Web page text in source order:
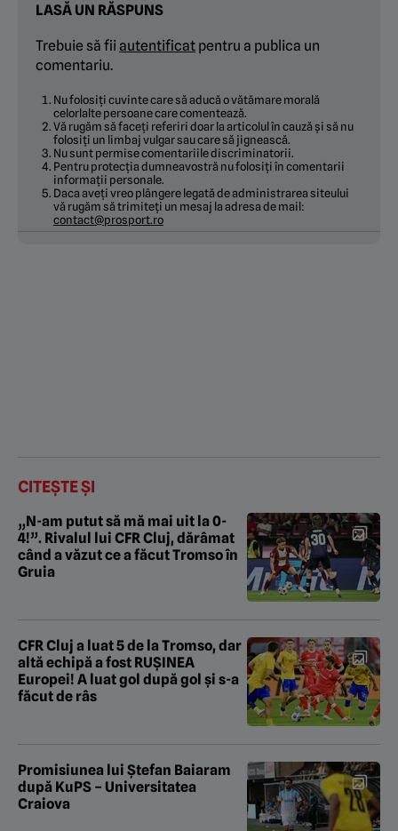
LASĂ UN RĂSPUNS
Trebuie să fii autentificat pentru a publica un
comentariu.
Nu folosiți cuvinte care să aducă o vătămare morală
celorlalte persoane care comentează.
Vă rugăm să faceți referiri doar la articolul în cauză și să nu
folosiți un limbaj vulgar sau care să jignească.
Nu sunt permise comentariile discriminatorii.
Pentru protecția dumneavostră nu folosiți în comentarii
informații personale.
Daca aveți vreo plângere legată de administrarea siteului
vă rugăm să trimiteți un mesaj la adresa de mail:
contact@prosport.ro
CITEȘTE ȘI
„N-am putut să mă mai uit la 0-
4!”. Rivalul lui CFR Cluj, dărâmat
când a văzut ce a făcut Tromso în
Gruia
CFR Cluj a luat 5 de la Tromso, dar
altă echipă a fost RUȘINEA
Europei! A luat gol după gol și s-a
făcut de râs
Promisiunea lui Ștefan Baiaram
după KuPS – Universitatea
Craiova